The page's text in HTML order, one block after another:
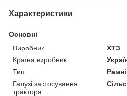
Характеристики
Основні
Виробник
ХТЗ
Країна виробник
Тип
Рамні
Галузі застосування
трактора